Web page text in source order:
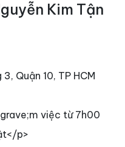
Kim Tận
Quận 10, TP HCM
việc từ 7h00
p>